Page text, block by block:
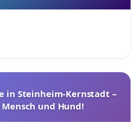
in Steinheim-Kernstadt –
und Hund!